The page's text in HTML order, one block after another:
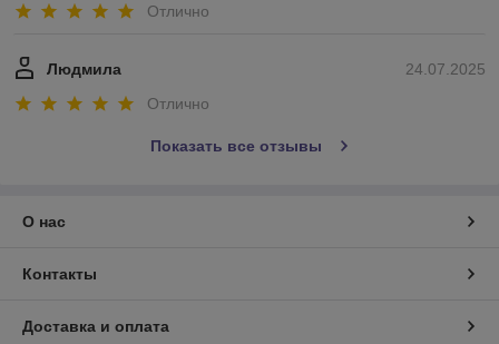
Отлично
24.07.2025
Людмила
Отлично
Показать все отзывы
О нас
Контакты
Доставка и оплата